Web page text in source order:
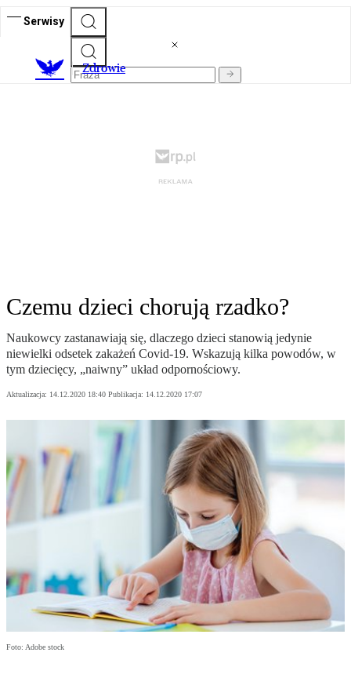
Serwisy
Zdrowie
Czemu dzieci chorują rzadko?
Naukowcy zastanawiają się, dlaczego dzieci stanowią jedynie
niewielki odsetek zakażeń Covid-19. Wskazują kilka powodów, w
tym dziecięcy, „naiwny” układ odpornościowy.
Aktualizacja: 14.12.2020 18:40 Publikacja: 14.12.2020 17:07
Foto: Adobe stock